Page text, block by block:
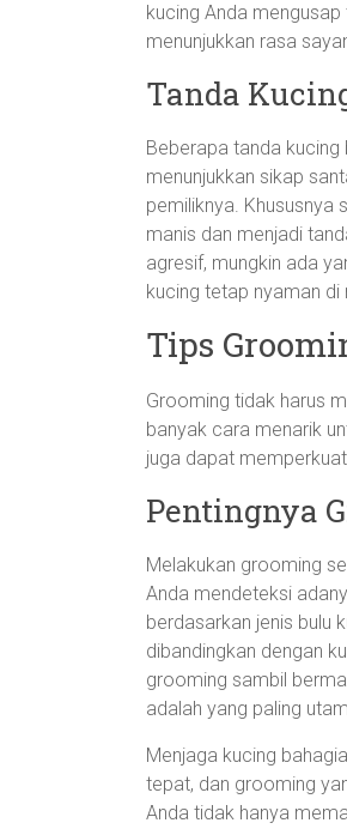
kucing Anda
menunjukkan rasa
Tanda
Beberapa tanda kucing
menunjukkan sikap
pemiliknya. Khususnya
manis dan menjadi
agresif, mungkin ada
kucing tetap nyaman di
Tips
Grooming tidak harus
banyak cara menarik
juga dapat
Pentingnya
Melakukan grooming
Anda mendeteksi
berdasarkan jenis bulu
dibandingkan dengan
grooming sambil
adalah yang paling
Menjaga kucing
tepat, dan grooming
Anda tidak hanya